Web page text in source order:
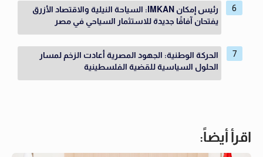
رئيس إمكان IMKAN: السياحة النيلية والاقتصاد الأزرق
يفتحان آفاقًا جديدة للاستثمار السياحي في مصر
الحركة الوطنية: الجهود المصرية أعادت الزخم لمسار
الحلول السياسية للقضية الفلسطينية
اقرأ أيضاً: